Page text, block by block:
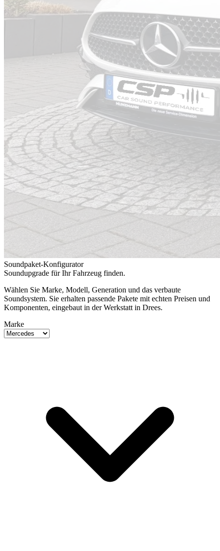
Soundpaket-Konfigurator
Soundupgrade für Ihr Fahrzeug finden.
Wählen Sie Marke, Modell, Generation und das verbaute
Soundsystem. Sie erhalten passende Pakete mit echten Preisen und
Komponenten, eingebaut in der Werkstatt in Drees.
Marke